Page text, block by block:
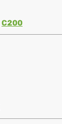
C200